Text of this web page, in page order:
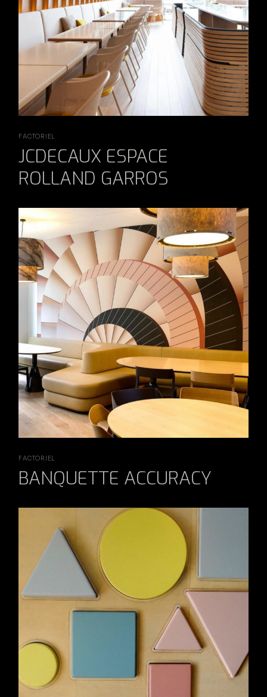
FACTORIEL
JCDECAUX ESPACE
ROLLAND GARROS
FACTORIEL
BANQUETTE ACCURACY